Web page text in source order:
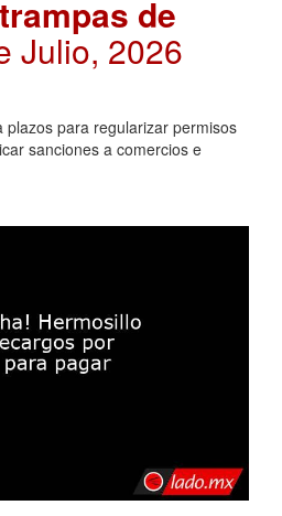
de
Julio, 2026
plazos para regularizar permisos
sanciones a comercios e